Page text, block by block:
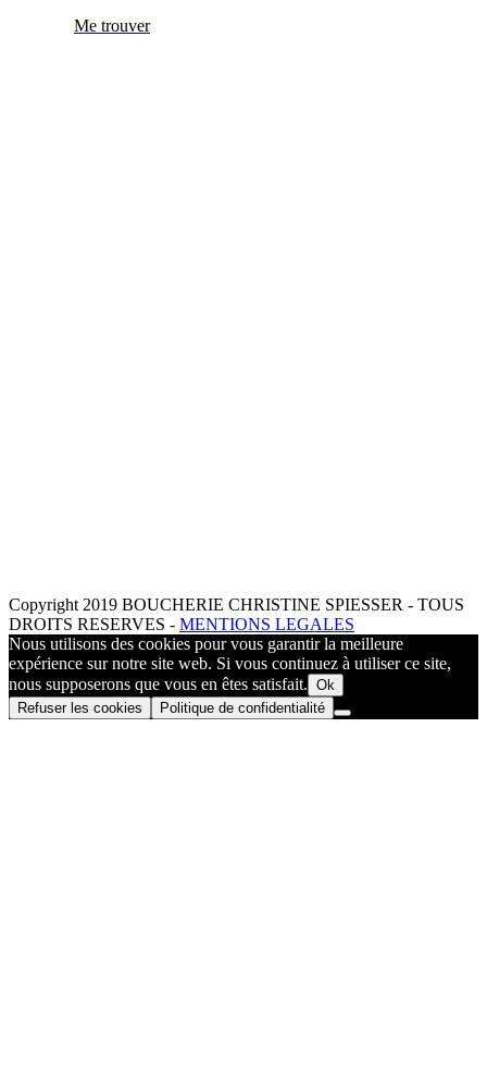
Me trouver
Copyright 2019 BOUCHERIE CHRISTINE SPIESSER - TOUS
DROITS RESERVES - MENTIONS LEGALES
Nous utilisons des cookies pour vous garantir la meilleure
expérience sur notre site web. Si vous continuez à utiliser ce site,
nous supposerons que vous en êtes satisfait. Ok
Refuser les cookies
Politique de confidentialité